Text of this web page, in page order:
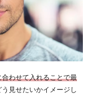
わせて入れることで最
見せたいかイメージし